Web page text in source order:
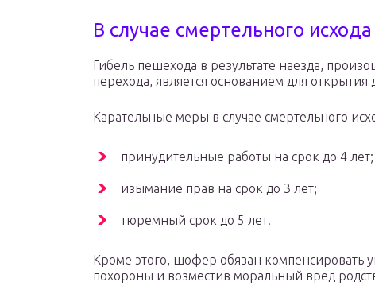
В случае смертельного исхода
Гибель пешехода в результате наезда,
перехода, является основанием для открытия
Карательные меры в случае смертельного
принудительные работы на срок до 4 лет;
изымание прав на срок до 3 лет;
тюремный срок до 5 лет.
Кроме этого, шофер обязан компенсировать
похороны и возместив моральный вред